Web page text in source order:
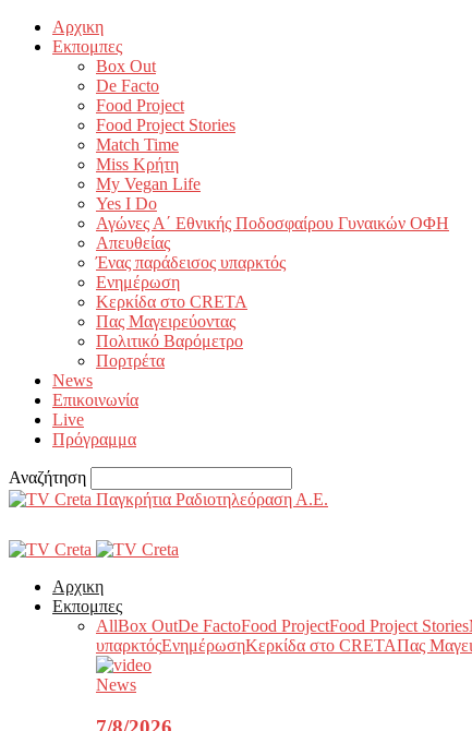
Αρχικη
Εκπομπες
Box Out
De Facto
Food Project
Food Project Stories
Match Time
Miss Κρήτη
My Vegan Life
Yes I Do
Αγώνες Α΄ Εθνικής Ποδοσφαίρου Γυναικών ΟΦΗ
Απευθείας
Ένας παράδεισος υπαρκτός
Ενημέρωση
Κερκίδα στο CRETA
Πας Μαγειρεύοντας
Πολιτικό Βαρόμετρο
Πορτρέτα
News
Επικοινωνία
Live
Πρόγραμμα
Αναζήτηση
Παγκρήτια Ραδιοτηλεόραση Α.Ε.
Αρχικη
Εκπομπες
AllBox OutDe FactoFood ProjectFood Project Stories
υπαρκτόςΕνημέρωσηΚερκίδα στο CRETAΠας
News